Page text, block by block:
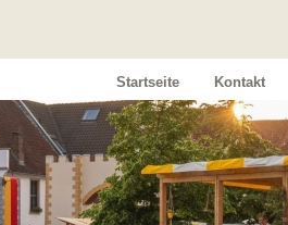
Startseite Kontakt